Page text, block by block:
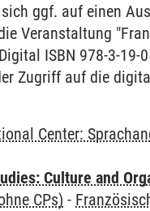
ggf. auf einen
Veranstaltung
ISBN 978-3-
Zugriff auf die
Center:
Culture and
CPs) -